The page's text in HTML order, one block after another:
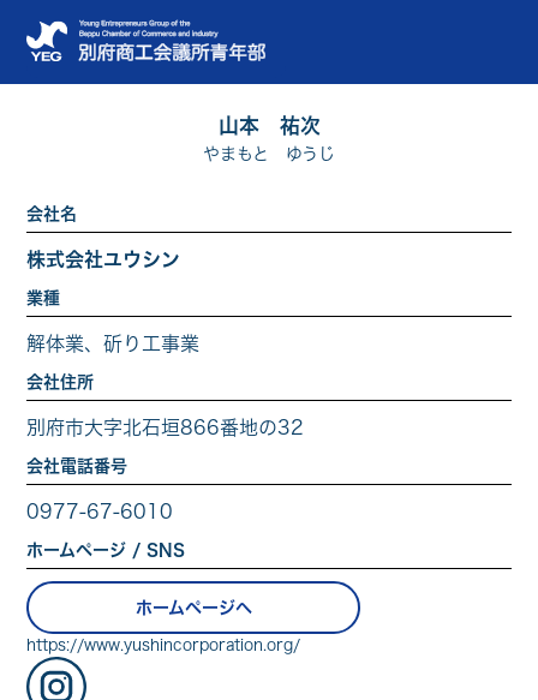
山本 祐次
やまもと ゆうじ
会社名
株式会社ユウシン
業種
解体業、斫り工事業
会社住所
別府市大字北石垣866番地の32
会社電話番号
0977-67-6010
ホームページ / SNS
ホームページへ
https://www.yushincorporation.org/